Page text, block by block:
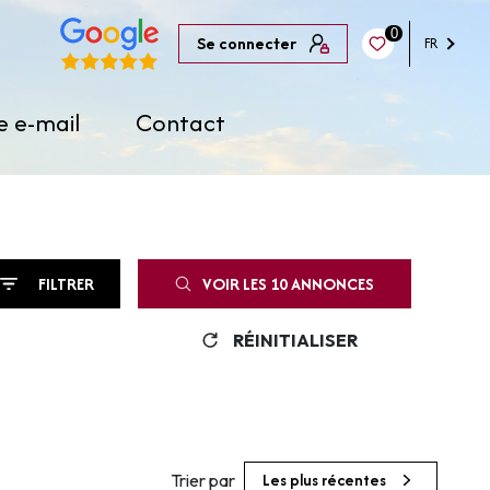
Se connecter
0 FR
e-mail contact
FILTRER VOIR LES 10ANNONCES
RÉINITIALISER
Trier par Les plus récentes